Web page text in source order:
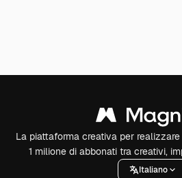
La piattaforma creativa per
1 milione di abbonati tra creativi,
Italiano